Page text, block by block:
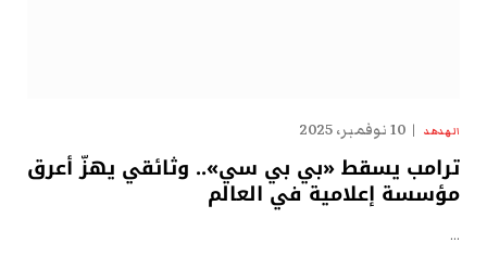
الهدهد 10 نوفمبر، 2025
ترامب يسقط «بي بي سي».. وثائقي يهزّ أعرق
مؤسسة إعلامية في العالم
…